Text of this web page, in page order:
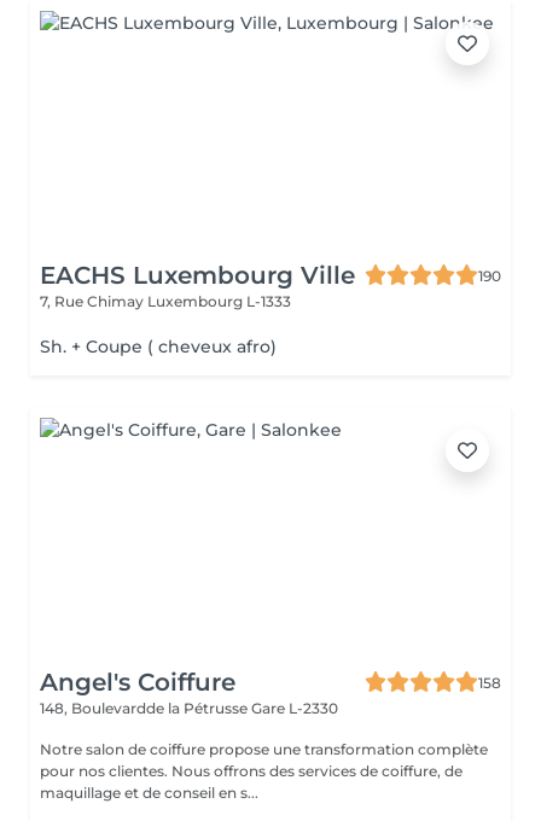
EACHS Luxembourg Ville
190
7, Rue Chimay Luxembourg L-1333
Sh. + Coupe ( cheveux afro)
Angel's Coiffure
158
148, Boulevardde la Pétrusse Gare L-2330
Notre salon de coiffure propose une transformation complète
pour nos clientes. Nous offrons des services de coiffure, de
maquillage et de conseil en s...